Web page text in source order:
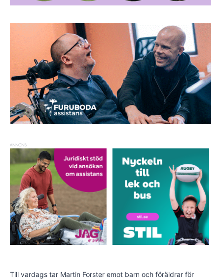
ANNONS
Till vardags tar Martin Forster emot barn och föräldrar för